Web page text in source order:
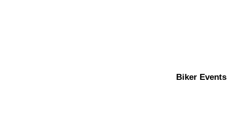
Biker Events